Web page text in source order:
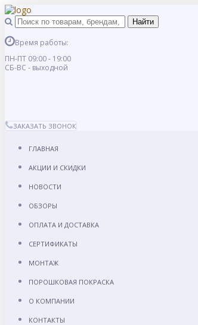
Время работы:
ПН-ПТ 09:00 - 19:00
СБ-ВС - выходной
ЗАКАЗАТЬ ЗВОНОК
ГЛАВНАЯ
АКЦИИ И СКИДКИ
НОВОСТИ
ОБЗОРЫ
ОПЛАТА И ДОСТАВКА
СЕРТИФИКАТЫ
МОНТАЖ
ПОРОШКОВАЯ ПОКРАСКА
О КОМПАНИИ
КОНТАКТЫ